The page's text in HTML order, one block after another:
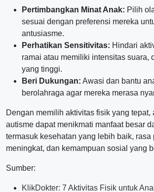
Pertimbangkan Minat Anak: Pilih
sesuai dengan preferensi mereka
antusiasme.
Perhatikan Sensitivitas: Hindari
ramai atau memiliki intensitas suara,
yang tinggi.
Beri Dukungan: Awasi dan bantu
berolahraga agar mereka merasa
Dengan memilih aktivitas fisik yang tepat,
autisme dapat menikmati manfaat besar
termasuk kesehatan yang lebih baik, rasa
meningkat, dan kemampuan sosial yang
Sumber:
KlikDokter: 7 Aktivitas Fisik untuk